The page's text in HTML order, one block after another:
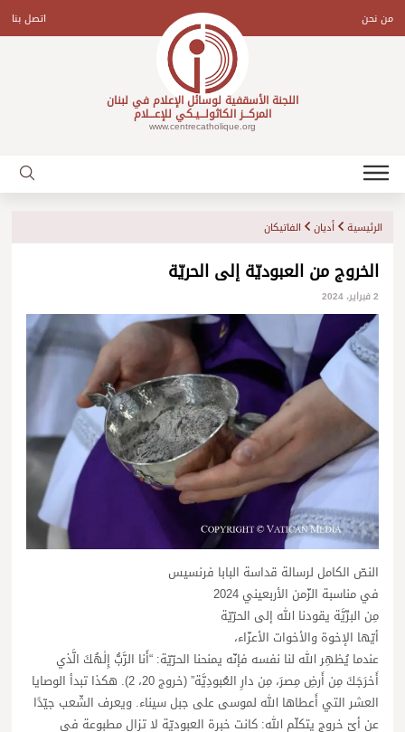
contentمن نحن اتصل بنا
اللجنة الأسقفية لوسائل الإعلام في لبنان
المركـــز الكاثولـــيـكي للإعـــلام
www.centrecatholique.org
الرئيسية أديان الفاتيكان
الخروج من العبوديّة إلى الحريّة
2 فبراير، 2024
النصّ الكامل لرسالة قداسة البابا فرنسيس
في مناسبة الزّمن الأربعيني 2024
مِن البرِّيَّة يقودنا الله إلى الحرّيّة
أيّها الإخوة والأخوات الأعزّاء،
عندما يُظهِر الله لنا نفسه فإنّه يمنحنا الحرّيّة: “أَنا الرَّبُّ إِلٰهُكَ الَّذي
أَخرَجَكَ مِن أَرضِ مِصرَ، مِن دارِ العُبودِيَّة” (خروج 20، 2). هكذا تبدأ الوصايا
العشر التي أَعطاها الله لموسى على جبل سيناء. ويعرف الشّعب جيّدًا
عن أيّ خروج يتكلّم الله: كانت خبرة العبوديّة لا تزال مطبوعة في